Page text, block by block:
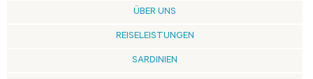
ÜBER UNS
REISELEISTUNGEN
SARDINIEN